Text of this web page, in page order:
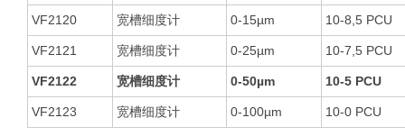
VF2120 宽槽细度计 0-15µm 10-8,5 PCU
VF2121 宽槽细度计 0-25µm 10-7,5 PCU
VF2122 宽槽细度计 0-50µm 10-5 PCU
VF2123 宽槽细度计 0-100µm 10-0 PCU